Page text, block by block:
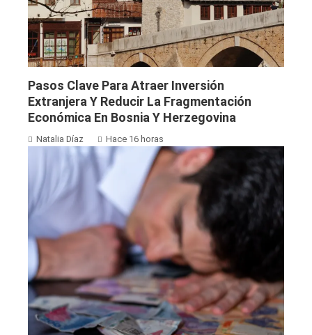
Pasos Clave Para Atraer Inversión
Extranjera Y Reducir La Fragmentación
Económica En Bosnia Y Herzegovina
Natalia Díaz Hace 16 horas